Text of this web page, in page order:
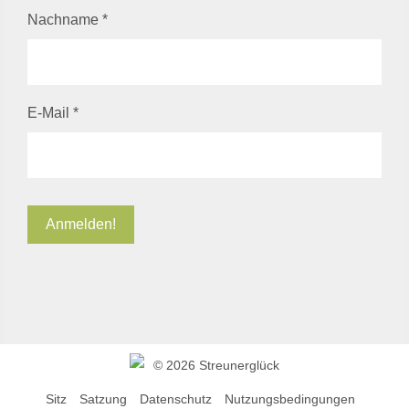
Nachname *
E-Mail *
© 2026 Streunerglück
Sitz Satzung Datenschutz Nutzungsbedingungen